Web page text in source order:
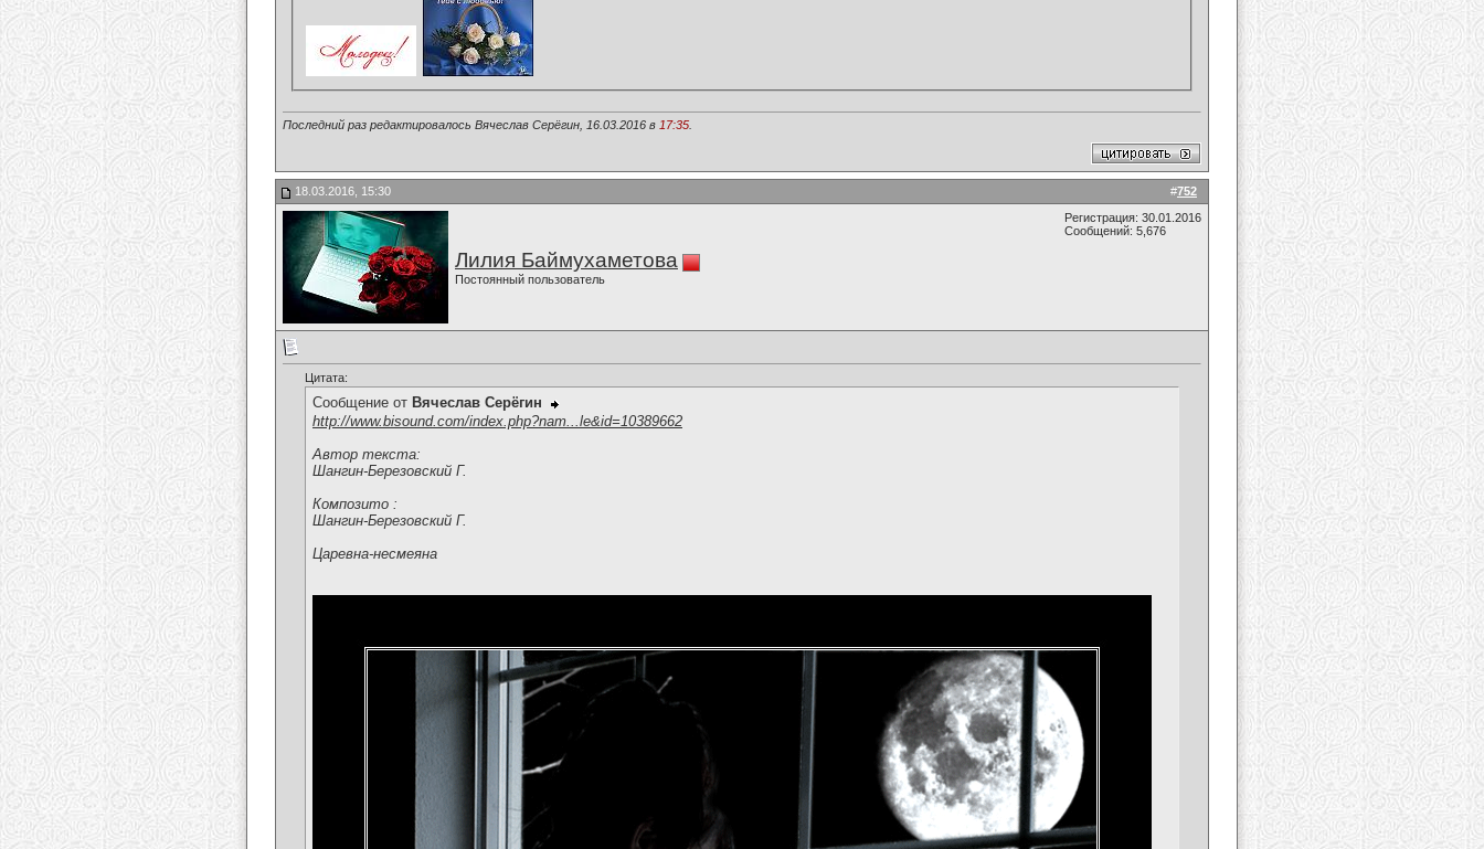
Последний раз редактировалось Вячеслав Серёгин, 16.03.2016 в 17:35
#752
18.03.2016, 15:30
Лилия Баймухаметова
Постоянный пользователь
Регистрация: 30.01.2016
Сообщений: 5,676
Цитата:
Сообщение от Вячеслав Серёгин
http://www.bisound.com/index.php?nam...le&id=10389662
Автор текста:
Шангин-Березовский Г.
Композито :
Шангин-Березовский Г.
Царевна-несмеяна